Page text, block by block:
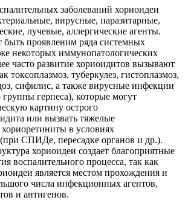
заболеваний хориоидеи
вирусные, паразитарные,
лучевые, аллергические агенты.
проявленим ряда системных
некоторых иммунопатологических
часто развитие хориоидитов вызывают
токсоплазмоз, туберкулез, гистоплазмоз,
сифилис, а также вирусные инфекции
герпеса), которые могут
картину острого
или вызвать тяжелые
в условиях
СПИДе, пересадке органов и др.).
хориоидеи создает благоприятные
воспалительного процесса, так как
является местом прохождения и
числа инфекционных агентов,
и антигенов.